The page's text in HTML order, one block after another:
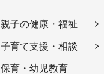
親子の健康・福祉
子育て支援・相談
保育・幼児教育